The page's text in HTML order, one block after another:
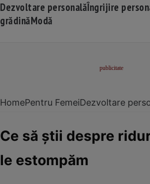
Dezvoltare personalăÎngrijire
grădinăModă
HomePentru FemeiDezvoltare
Ce să ştii despre
le estompăm